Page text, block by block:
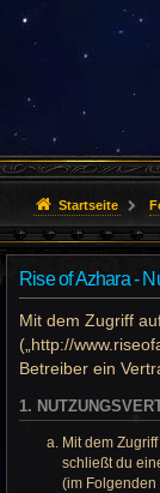
Startseite
Rise of Azhara -
Mit dem Zugriff
(„http://
Betreiber ein
1.
Mit dem
schließt du
(im Folgenden